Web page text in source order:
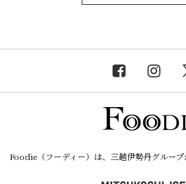
Foodie（フーディー）は、三越伊勢丹グループ